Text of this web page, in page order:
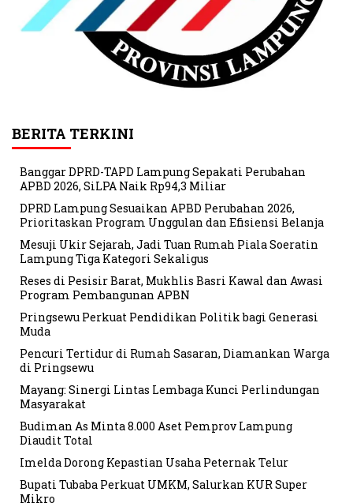
BERITA TERKINI
Banggar DPRD-TAPD Lampung Sepakati Perubahan
APBD 2026, SiLPA Naik Rp94,3 Miliar
DPRD Lampung Sesuaikan APBD Perubahan 2026,
Prioritaskan Program Unggulan dan Efisiensi Belanja
Mesuji Ukir Sejarah, Jadi Tuan Rumah Piala Soeratin
Lampung Tiga Kategori Sekaligus
Reses di Pesisir Barat, Mukhlis Basri Kawal dan Awasi
Program Pembangunan APBN
Pringsewu Perkuat Pendidikan Politik bagi Generasi
Muda
Pencuri Tertidur di Rumah Sasaran, Diamankan Warga
di Pringsewu
Mayang: Sinergi Lintas Lembaga Kunci Perlindungan
Masyarakat
Budiman As Minta 8.000 Aset Pemprov Lampung
Diaudit Total
Imelda Dorong Kepastian Usaha Peternak Telur
Bupati Tubaba Perkuat UMKM, Salurkan KUR Super
Mikro